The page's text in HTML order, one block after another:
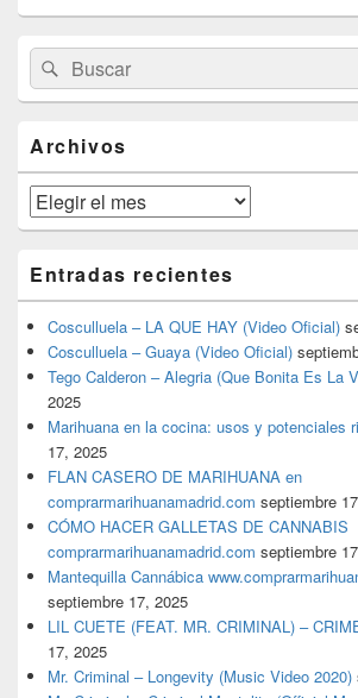
área
de
widget
lateral
primaria
Buscar
por:
Buscar
Archivos
Archivos
Entradas recientes
Cosculluela – LA QUE HAY (Video Oficial)
Cosculluela – Guaya (Video Oficial)
Tego Calderon – Alegria (Que Bonita Es La
2025
Marihuana en la cocina: usos y potenciales
17, 2025
FLAN CASERO DE MARIHUANA en
comprarmarihuanamadrid.com septiembre
CÓMO HACER GALLETAS DE CANNABIS
comprarmarihuanamadrid.com septiembre
Mantequilla Cannábica
septiembre 17, 2025
LIL CUETE (FEAT. MR. CRIMINAL) –
17, 2025
Mr. Criminal – Longevity (Music Video 2020)